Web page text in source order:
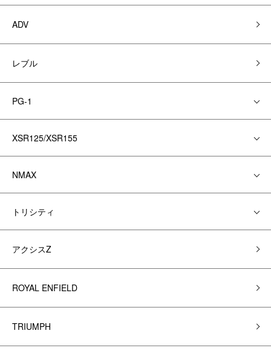
ADV
レブル
PG-1
XSR125/XSR155
NMAX
トリシティ
アクシスZ
ROYAL ENFIELD
TRIUMPH